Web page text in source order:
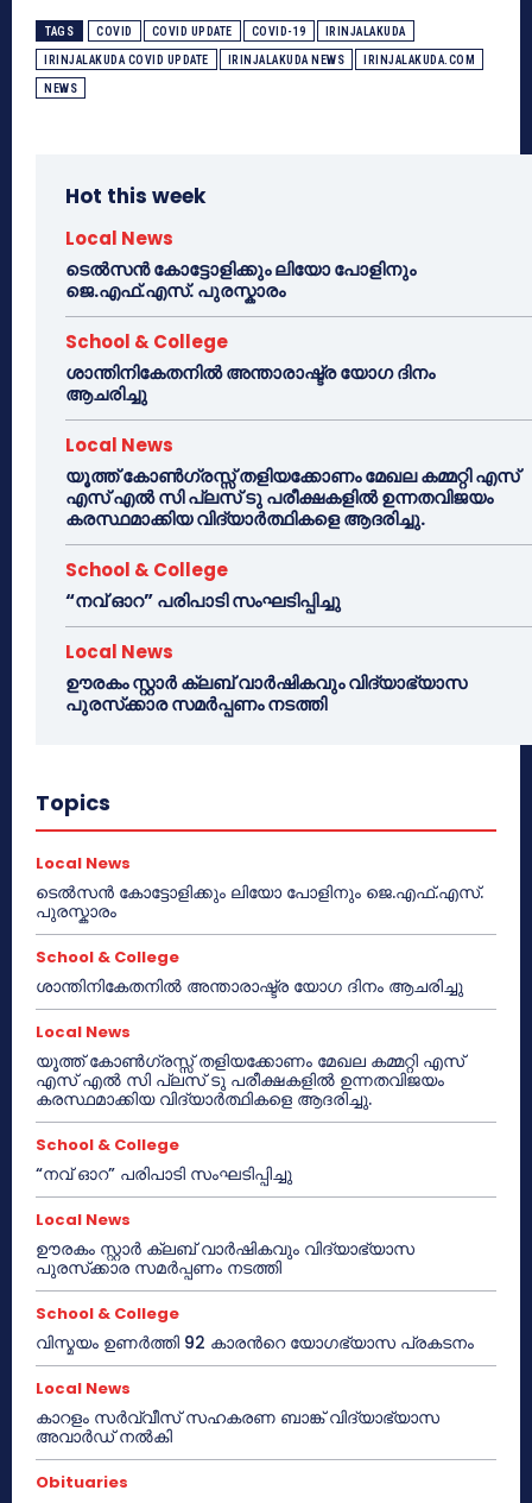
TAGS COVID COVID UPDATE COVID-19 IRINJALAKUDA
IRINJALAKUDA COVID UPDATE IRINJALAKUDA NEWS IRINJALAKUDA.COM
NEWS
Hot this week
Local News
ടെൽസൻ കോട്ടോളിക്കും ലിയോ പോളിനും
ജെ.എഫ്.എസ്. പുരസ്കാരം
School & College
ശാന്തിനികേതനിൽ അന്താരാഷ്ട്ര യോഗ ദിനം
ആചരിച്ചു
Local News
യൂത്ത് കോൺഗ്രസ്സ് തളിയക്കോണം മേഖല കമ്മറ്റി എസ്
എസ് എൽ സി പ്ലസ് ടു പരീക്ഷകളിൽ ഉന്നതവിജയം
കരസ്ഥമാക്കിയ വിദ്യാർത്ഥികളെ ആദരിച്ചു.
School & College
“നവ് ഓറ” പരിപാടി സംഘടിപ്പിച്ചു
Local News
ഊരകം സ്റ്റാർ ക്ലബ് വാർഷികവും വിദ്യാഭ്യാസ
പുരസ്‌ക്കാര സമർപ്പണം നടത്തി
Topics
Local News
ടെൽസൻ കോട്ടോളിക്കും ലിയോ പോളിനും ജെ.എഫ്.എസ്.
പുരസ്കാരം
School & College
ശാന്തിനികേതനിൽ അന്താരാഷ്ട്ര യോഗ ദിനം ആചരിച്ചു
Local News
യൂത്ത് കോൺഗ്രസ്സ് തളിയക്കോണം മേഖല കമ്മറ്റി എസ്
എസ് എൽ സി പ്ലസ് ടു പരീക്ഷകളിൽ ഉന്നതവിജയം
കരസ്ഥമാക്കിയ വിദ്യാർത്ഥികളെ ആദരിച്ചു.
School & College
“നവ് ഓറ” പരിപാടി സംഘടിപ്പിച്ചു
Local News
ഊരകം സ്റ്റാർ ക്ലബ് വാർഷികവും വിദ്യാഭ്യാസ
പുരസ്‌ക്കാര സമർപ്പണം നടത്തി
School & College
വിസ്മയം ഉണർത്തി 92 കാരൻറെ യോഗഭ്യാസ പ്രകടനം
Local News
കാറളം സർവ്വീസ് സഹകരണ ബാങ്ക് വിദ്യാഭ്യാസ
അവാർഡ് നൽകി
Obituaries